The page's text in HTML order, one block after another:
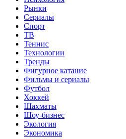
Рынки
Сериалы
Спорт
ТВ
Теннис
Технологии
Тренды
Фигурное катание
Фильмы и сериалы
Футбол
Хоккей
Шахматы
Шоу-бизнес
Экология
Экономика